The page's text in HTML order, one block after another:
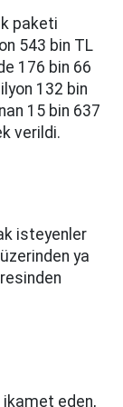
paketi
543 bin TL
176 bin 66
132 bin
15 bin 637
verildi.
isteyenler
ya
ikamet eden,